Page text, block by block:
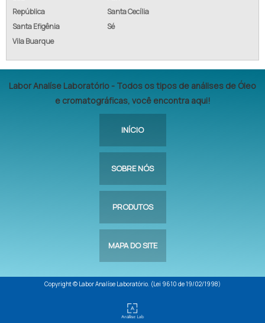
República
Santa Cecília
Santa Efigênia
Sé
Vila Buarque
Labor Analíse Laboratório - Todos os tipos de análises de Óleo
e cromatográficas, você encontra aqui!
INÍCIO
SOBRE NÓS
PRODUTOS
MAPA DO SITE
Copyright © Labor Analíse Laboratório. (Lei 9610 de 19/02/1998)